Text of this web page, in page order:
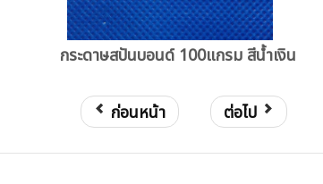
กระดาษสปันบอนด์ 100แกรม สีน้ำเงิน
ก่อนหน้า ต่อไป